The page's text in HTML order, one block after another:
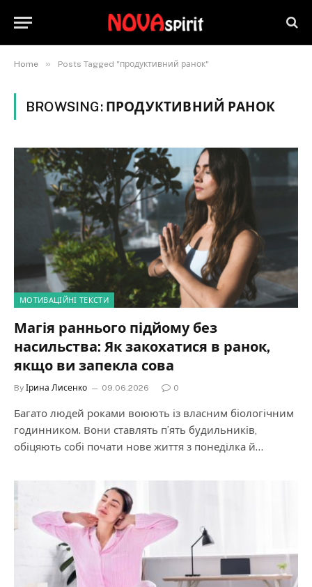
Home » Posts Tagged "продуктивний ранок"
BROWSING: ПРОДУКТИВНИЙ РАНОК
МОТИВАЦІЙНІ ТЕКСТИ
Магія раннього підйому без
насильства: Як закохатися в ранок,
якщо ви запекла сова
By Ірина Лисенко 09.06.2026 0
Багато людей роками воюють із власним біологічним
годинником. Вони ставлять п’ять будильників,
обіцяють собі почати нове життя з понеділка й…